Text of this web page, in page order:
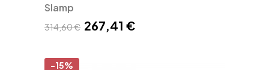
Slamp
314,60 € 267,41 €
-15%